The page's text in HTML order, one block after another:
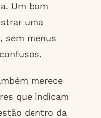
Um bom
uma
sem menus
merece
que indicam
dentro da